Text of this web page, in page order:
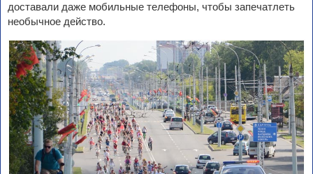
доставали даже мобильные телефоны, чтобы запечатлеть
необычное действо.